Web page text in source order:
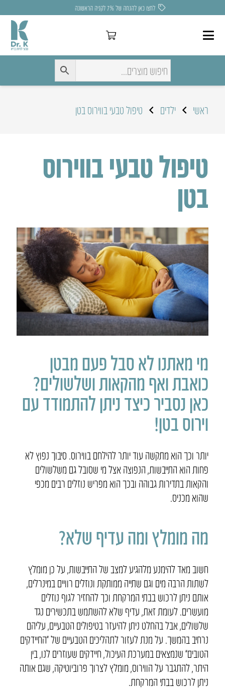
משלוח חינם בקניה מעל 275 ₪
ראשי ילדים טיפול טבעי בווירוס בטן
טיפול טבעי בווירוס
בטן
מי מאתנו לא סבל פעם מבטן
כואבת ואף מהקאות ושלשולים?
כאן נסביר כיצד ניתן להתמודד עם
וירוס בטן!
יותר וכך הוא מתקשה עוד יותר להילחם בווירוס. סיבוך נפוץ לא
פחות הוא התייבשות, הנפוצה אצל מי שסובל גם משלשולים
והקאות בתדירות גבוהה ובכך הוא מפריש נוזלים רבים מכפי
שהוא מכניס.
מה מומלץ ומה עדיף שלא?
חשוב מאד להימנע מלהגיע למצב של התייבשות, על כן מומלץ
לשתות הרבה מים וגם שתייה ממותקת ונוזלים רוויים במינרלים,
אותם ניתן לרכוש בבתי המרקחת וכך להחזיר לגוף נוזלים
מועשרים. לעומת זאת, עדיף שלא להשתמש בתכשירים נגד
שלשולים, אבל בהחלט ניתן להיעזר בטיפולים הטבעיים, עליהם
נרחיב בהמשך. על מנת לעזור לתהליכים הטבעיים של “החיידקים
הטובים” שנמצאים במערכת העיכול, חיידקים שעוזרים לנו, בין
היתר, להתגבר על הווירוס, מומלץ לצרוך פרוביוטיקה, שגם אותה
ניתן לרכוש בבתי המרקחת.